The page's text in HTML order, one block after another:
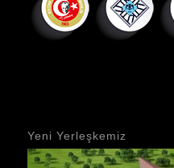
Yeni Yerleşkemiz